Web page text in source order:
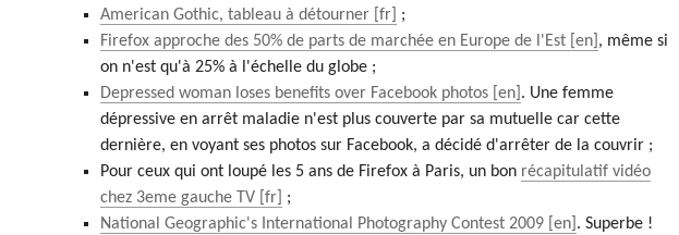
American Gothic, tableau à détourner
;
Firefox approche des 50% de parts de marchée en Europe de l'Est
, même si
on n'est qu'à 25% à l'échelle du globe ;
Depressed woman loses benefits over Facebook photos
. Une femme
dépressive en arrêt maladie n'est plus couverte par sa mutuelle car cette
dernière, en voyant ses photos sur Facebook, a décidé d'arrêter de la couvrir ;
Pour ceux qui ont loupé les 5 ans de Firefox à Paris, un bon récapitulatif vidéo
chez 3eme gauche TV
;
National Geographic's International Photography Contest 2009
. Superbe !